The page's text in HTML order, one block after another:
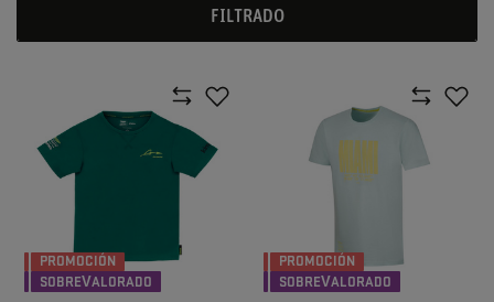
FILTRADO
PROMOCIÓN
SOBREVALORADO
PROMOCIÓN
SOBREVALORADO